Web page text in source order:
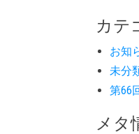
カテ
お知
未分
第66
メタ